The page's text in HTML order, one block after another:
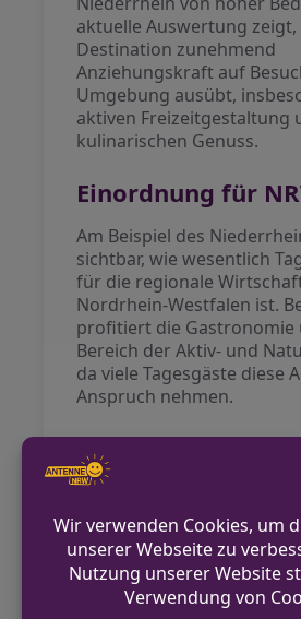
aktuelle Auswertung zeigt,
Destination zunehmend
Anziehungskraft auf
Umgebung ausübt,
aktiven Freizeitgestaltung
kulinarischen Genuss.
Einordnung für
Am Beispiel des
sichtbar, wie wesentlich
für die regionale
Nordrhein-Westfalen ist.
profitiert die Gastronomie
Bereich der Aktiv- und
da viele Tagesgäste diese
Anspruch nehmen.
Ausblick
Auch bei den
der positive Trend fort: In
beiden Monaten des
wurden fast 262.000
gezählt – dies entspricht
von vier Prozent im